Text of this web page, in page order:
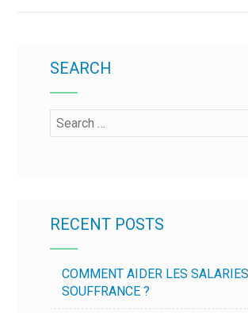
SEARCH
RECENT POSTS
COMMENT AIDER LES
SOUFFRANCE ?